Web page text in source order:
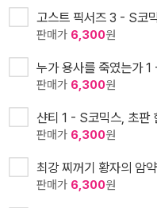
고스트 픽서즈 3 - S코
판매가 6,300원
누가 용사를 죽였는가
판매가 6,300원
샨티 1 - S코믹스, 초판
판매가 6,300원
최강 찌꺼기 황자의 암
판매가 6,300원